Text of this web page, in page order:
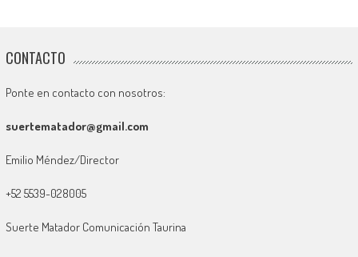
CONTACTO
Ponte en contacto con nosotros:
suertematador@gmail.com
Emilio Méndez/Director
+52 5539-028005
Suerte Matador Comunicación Taurina